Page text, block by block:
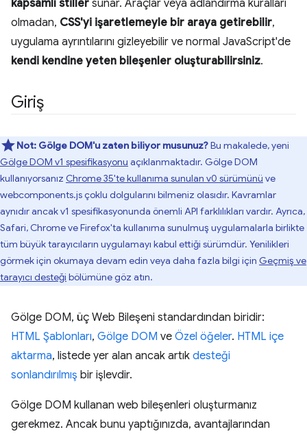
kapsamlı stiller sunar. Araçlar veya adlandırma kuralları
olmadan, CSS'yi işaretlemeyle bir araya getirebilir,
uygulama ayrıntılarını gizleyebilir ve normal JavaScript'de
kendi kendine yeten bileşenler oluşturabilirsiniz.
Giriş
Not: Gölge DOM'u zaten biliyor musunuz?Bu makalede, yeni
Gölge DOM v1 spesifikasyonu açıklanmaktadır. Gölge DOM
kullanıyorsanız Chrome 35'te kullanıma sunulan v0 sürümünü ve
webcomponents.js çoklu dolgularını bilmeniz olasıdır. Kavramlar
aynıdır ancak v1 spesifikasyonunda önemli API farklılıkları vardır. Ayrıca,
Safari, Chrome ve Firefox'ta kullanıma sunulmuş uygulamalarla birlikte
tüm büyük tarayıcıların uygulamayı kabul ettiği sürümdür. Yenilikleri
görmek için okumaya devam edin veya daha fazla bilgi için Geçmiş ve
tarayıcı desteği bölümüne göz atın.
Gölge DOM, üç Web Bileşeni standardından biridir:
HTML Şablonları, Gölge DOM ve Özel öğeler. HTML içe
aktarma, listede yer alan ancak artık desteği
sonlandırılmış bir işlevdir.
Gölge DOM kullanan web bileşenleri oluşturmanız
gerekmez. Ancak bunu yaptığınızda, avantajlarından